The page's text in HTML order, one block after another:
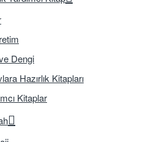
Dengi
Hazırlık Kitapları
Kitaplar